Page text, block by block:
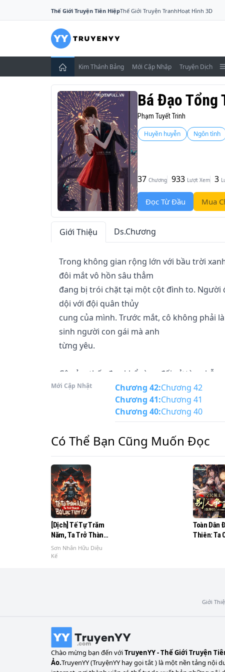
Thế Giới Truyện Tiên HiệpThế Giới Truyện TranhHoạt Hình 3D
Kim Thánh Bảng Mới Cập Nhập Truyện Dịch
Bá Đạo Tổng
Phạm Tuyết Trinh
Huyền huyễn Ngôn tình
37 Chương 933 Lượt Xem 3
Đọc Từ Đầu Mua
Giới Thiệu Ds.Chương
Trong không gian rộng lớn với bầu trời
đôi mắt vô hồn sâu thẳm
đang bị trói chặt tại một cột đình to. Người
dội với đội quân thủy
cung của mình. Trước mắt, cô không phải
sinh người con gái mà anh
từng yêu.
Cô cảm thấy đau khổ vì sự đối xử tàn
của họ. Tuy nhiên, thật bất
ngờ khi anh muốn giết cô. Hạ Lưu Ly đã
rằng cô nên tự hào vì
Đó chính là Bối Họa Cảnh, người điều
fan của truyện ngôn
tình, bạn có thể muốn đọc thêm các tác
Mới Cập Nhật Chương 42:Chương 42
Chương 41:Chương 41
Chương 40:Chương 40
Có Thể Bạn Cũng Muốn Đọc
[Dịch] Tế Tự Trăm
Năm, Ta Trở Thành
Bộ Lạc Tiên Tổ
Sơn Nhân Hữu Diệu
Kế
Toàn Dân
Thiên: Ta
Giới
Chào mừng bạn đến vớiTruyenYY - Thế Giới Truyện
Ảo.TruyenYY (TruyệnYY hay gọi tắt ) là một nền tảng nội